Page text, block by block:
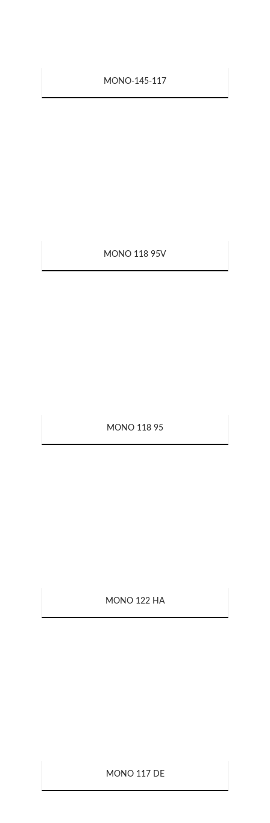
MONO-145-117
MONO 118 95V
MONO 118 95
MONO 122 HA
MONO 117 DE